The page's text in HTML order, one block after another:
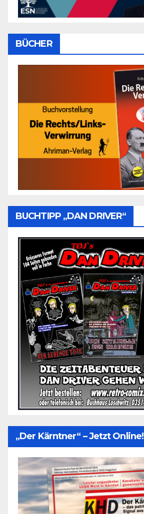
BÜCHER
BUCHTIPP „DAN DRIVER“
„Der Kärntner“ – Jetzt Online!